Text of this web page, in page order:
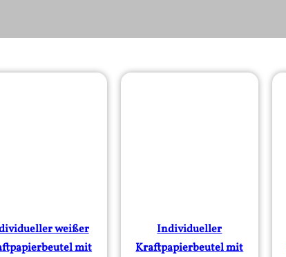
weißer
mit
Individueller
Kraftpapierbeutel mit